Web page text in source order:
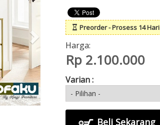
Preorder - Prosess 14 Hari
Harga:
Rp 2.100.000
Varian :
Beli Sekarang